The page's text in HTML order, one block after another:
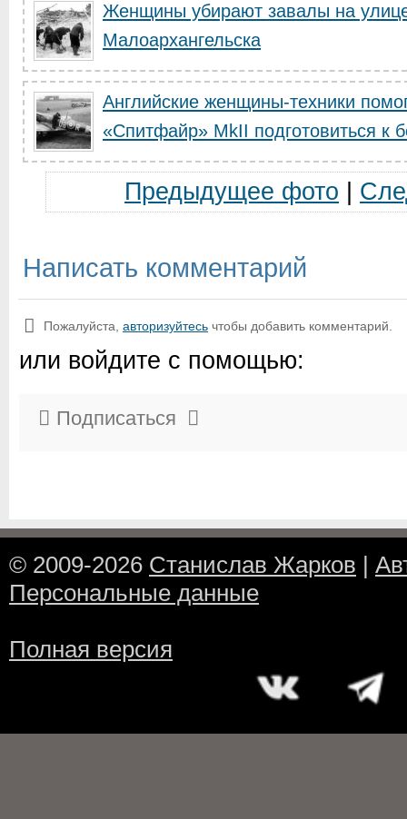
Женщины убирают завалы на
Малоархангельска
Английские женщины-техники
«Спитфайр» MkII подготовиться к
Предыдущее фото
Написать комментарий
Пожалуйста, авторизуйтесь чтобы добавить комментарий.
или войдите с помощью:
Подписаться
© 2009-2026 Станислав Жарков |
Персональные данные
Полная версия